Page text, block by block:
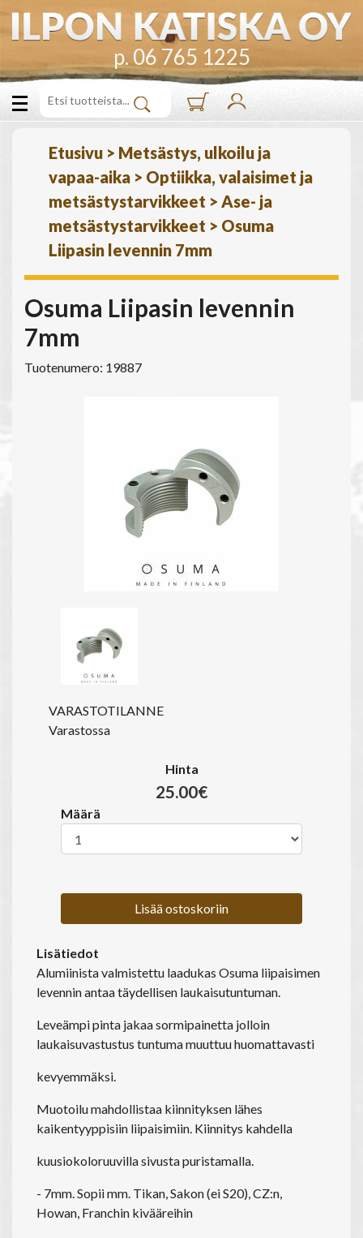
p. 06 765 1225
Etusivu > Metsästys, ulkoilu ja
vapaa-aika > Optiikka, valaisimet ja
metsästystarvikkeet > Ase- ja
metsästystarvikkeet > Osuma
Liipasin levennin 7mm
Osuma Liipasin levennin
7mm
Tuotenumero: 19887
VARASTOTILANNE
Varastossa
Hinta
25.00€
Määrä
Lisää ostoskoriin
Lisätiedot
Alumiinista valmistettu laadukas Osuma liipaisimen
levennin antaa täydellisen laukaisutuntuman.
Leveämpi pinta jakaa sormipainetta jolloin
laukaisuvastustus tuntuma muuttuu huomattavasti
kevyemmäksi.
Muotoilu mahdollistaa kiinnityksen lähes
kaikentyyppisiin liipaisimiin. Kiinnitys kahdella
kuusiokoloruuvilla sivusta puristamalla.
- 7mm. Sopii mm. Tikan, Sakon (ei S20), CZ:n,
Howan, Franchin kivääreihin